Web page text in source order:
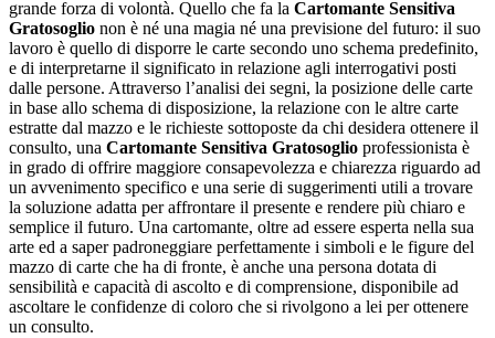
grande forza di volontà. Quello che fa la Cartomante Sensitiva
Gratosoglio non è né una magia né una previsione del futuro: il suo
lavoro è quello di disporre le carte secondo uno schema predefinito,
e di interpretarne il significato in relazione agli interrogativi posti
dalle persone. Attraverso l’analisi dei segni, la posizione delle carte
in base allo schema di disposizione, la relazione con le altre carte
estratte dal mazzo e le richieste sottoposte da chi desidera ottenere il
consulto, una Cartomante Sensitiva Gratosoglio professionista è
in grado di offrire maggiore consapevolezza e chiarezza riguardo ad
un avvenimento specifico e una serie di suggerimenti utili a trovare
la soluzione adatta per affrontare il presente e rendere più chiaro e
semplice il futuro. Una cartomante, oltre ad essere esperta nella sua
arte ed a saper padroneggiare perfettamente i simboli e le figure del
mazzo di carte che ha di fronte, è anche una persona dotata di
sensibilità e capacità di ascolto e di comprensione, disponibile ad
ascoltare le confidenze di coloro che si rivolgono a lei per ottenere
un consulto.